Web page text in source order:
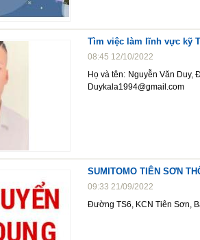
Tìm việc làm lĩnh vực kỹ
08:45 12/10/2022
Họ và tên: Nguyễn Văn Duy,
Duykala1994@gmail.com
SUMITOMO TIÊN SƠN
09:33 21/09/2022
Đường TS6, KCN Tiên Sơn,